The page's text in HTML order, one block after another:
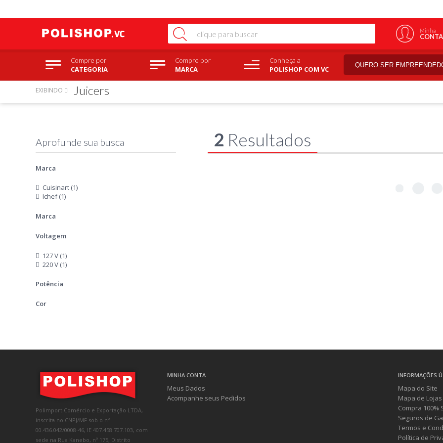
Minha
CONTA
Compre por
CATEGORIA
Compre por
MARCA
Conheça a
POLISHOP COM VC
QUERO SER
Marca
Cuisinart (1)
Ichef (1)
Marca
Voltagem
127 V (1)
220 V (1)
Potência
Cor
EXIBINDO Juicers
2 Resultados
Polimport Comércio e Exportação LTDA,
inscrita no CNPJ/MF sob o nº
00.436.042/0008-46, IE 407.458.707.103, com
sede na Rua Kanebo, nº 175, Distrito
MINHA CONTA
Meus Dados
Acompanhe seus Pedidos
INFORMAÇÕES
Mapa do Site
Mapa de Lojas
Compra 100%
Seguros de
Termos e
Política de